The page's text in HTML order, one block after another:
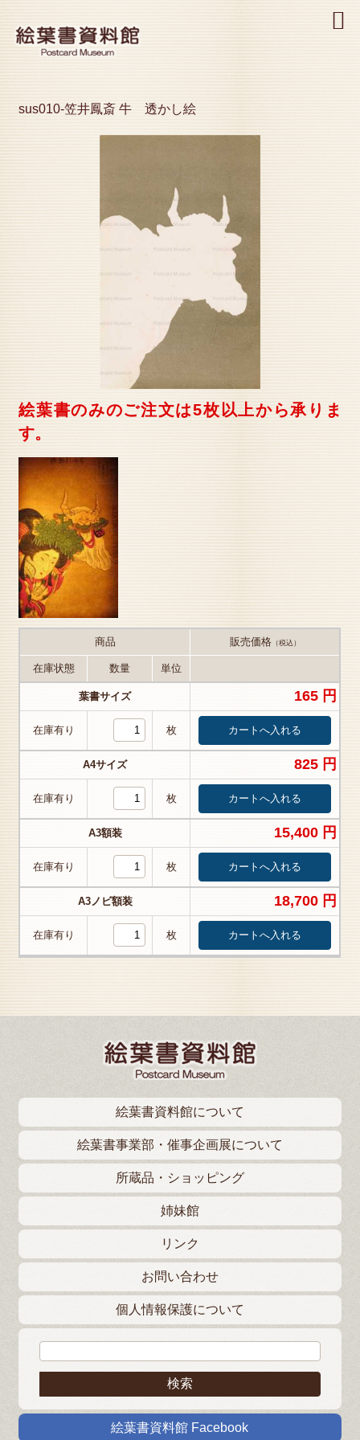
sus010-笠井鳳斎 牛 透かし絵
絵葉書のみのご注文は5枚以上から承りま
す。
商品 販売価格（税込）
在庫状態 数量 単位
葉書サイズ 165 円
在庫有り 枚
A4サイズ 825 円
在庫有り 枚
A3額装 15,400 円
在庫有り 枚
A3ノビ額装 18,700 円
在庫有り 枚
絵葉書資料館について
絵葉書事業部・催事企画展について
所蔵品・ショッピング
姉妹館
リンク
お問い合わせ
個人情報保護について
絵葉書資料館 Facebook